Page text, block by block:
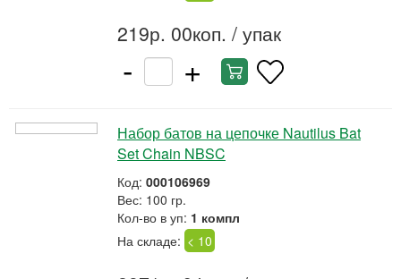
219р. 00коп. / упак
- +
Набор батов на цепочке Nautilus Bat
Set Chain NBSC
Код: 000106969
Вес: 100 гр.
Кол-во в уп: 1 компл
На складе: < 10